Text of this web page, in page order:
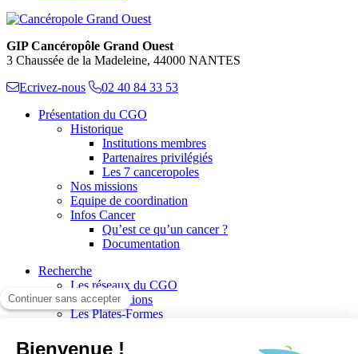
GIP Cancéropôle Grand Ouest
3 Chaussée de la Madeleine, 44000 NANTES
Ecrivez-nous
02 40 84 33 53
Présentation du CGO
Historique
Institutions membres
Partenaires privilégiés
Les 7 canceropoles
Nos missions
Equipe de coordination
Infos Cancer
Qu’est ce qu’un cancer ?
Documentation
Recherche
Les réseaux du CGO
Les publications
Les Plates-Formes
Les appels à communications